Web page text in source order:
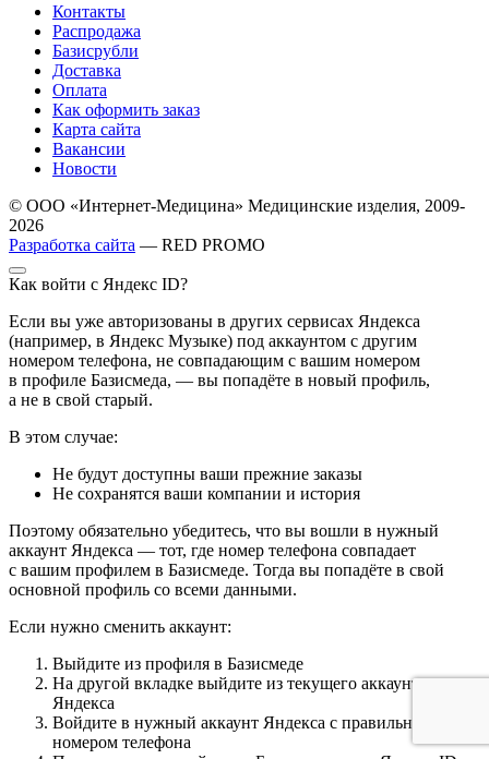
Контакты
Распродажа
Базисрубли
Доставка
Оплата
Как оформить заказ
Карта сайта
Вакансии
Новости
© ООО «Интернет-Медицина» Медицинские изделия, 2009-
2026
Разработка сайта — RED PROMO
Как войти с Яндекс ID?
Если вы уже авторизованы в других сервисах Яндекса
(например, в Яндекс Музыке) под аккаунтом с другим
номером телефона, не совпадающим с вашим номером
в профиле Базисмеда, — вы попадёте в новый профиль,
а не в свой старый.
В этом случае:
Не будут доступны ваши прежние заказы
Не сохранятся ваши компании и история
Поэтому обязательно убедитесь, что вы вошли в нужный
аккаунт Яндекса — тот, где номер телефона совпадает
с вашим профилем в Базисмеде. Тогда вы попадёте в свой
основной профиль со всеми данными.
Если нужно сменить аккаунт:
Выйдите из профиля в Базисмеде
На другой вкладке выйдите из текущего аккаунта
Яндекса
Войдите в нужный аккаунт Яндекса с правильным
номером телефона